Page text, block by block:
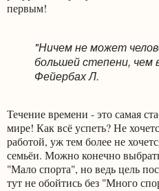
первым!
"Ничем не может
большей степени, чем
Фейербах Л.
Течение времени - это самая
мире! Как всё успеть? Не
работой, уж тем более не
семьёи. Можно конечно
"Мало спорта", но ведь цель
тут не обойтись без "Много